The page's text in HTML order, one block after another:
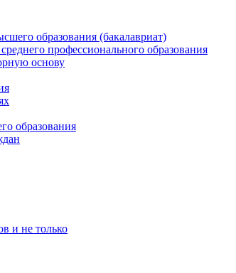
образования (бакалавриат)
профессионального образования
основу
образования
и не только